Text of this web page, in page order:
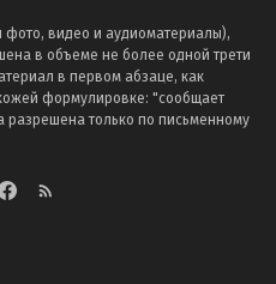
видео и аудиоматериалы),
в объеме не более одной трети
в первом абзаце, как
формулировке: "сообщает
разрешена только по письменному